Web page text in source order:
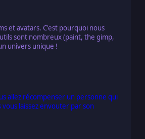
et avatars. C'est pourquoi nous
sont nombreux (paint, the gimp,
univers unique !
allez récompenser un personne qui
laissez envouter par son